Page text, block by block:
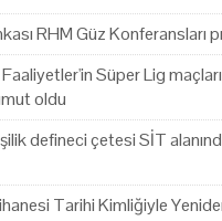
RHM Güz Konferansları
Süper Lig
oldu
defineci çetesi SİT
Tarihi Kimliğiyle